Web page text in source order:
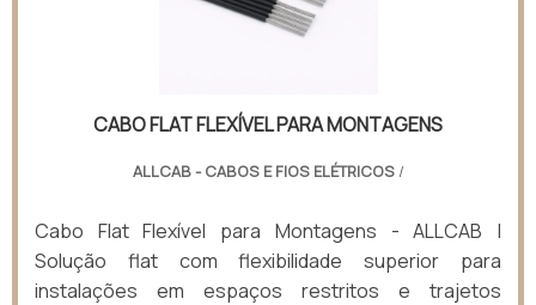
CABO FLAT FLEXÍVEL PARA MONTAGENS
ALLCAB - CABOS E FIOS ELÉTRICOS/
Cabo Flat Flexível para Montagens - ALLCAB |
Solução flat com flexibilidade superior para
instalações em espaços restritos e trajetos